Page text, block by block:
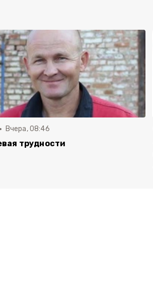
Вчера, 08:46
трудности